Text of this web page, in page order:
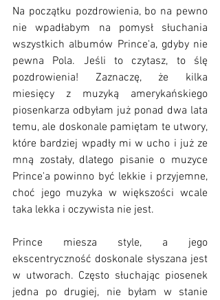
Na początku pozdrowienia, bo na pewno
nie wpadłabym na pomysł słuchania
wszystkich albumów Prince'a, gdyby nie
pewna Pola. Jeśli to czytasz, to ślę
pozdrowienia! Zaznaczę, że kilka
miesięcy z muzyką amerykańskiego
piosenkarza odbyłam już ponad dwa lata
temu, ale doskonale pamiętam te utwory,
które bardziej wpadły mi w ucho i już ze
mną zostały, dlatego pisanie o muzyce
Prince'a powinno być lekkie i przyjemne,
choć jego muzyka w większości wcale
taka lekka i oczywista nie jest.
Prince miesza style, a jego
ekscentryczność doskonale słyszana jest
w utworach. Często słuchając piosenek
jedna po drugiej, nie byłam w stanie